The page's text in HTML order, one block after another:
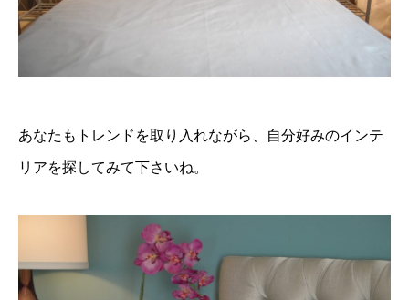
あなたもトレンドを取り入れながら、自分好みのインテ
リアを探してみて下さいね。